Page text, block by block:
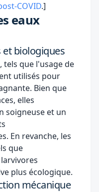
COVID.]
eaux
biologiques
tels que l'usage de
utilisés pour
Bien que
elles
soigneuse et un
En revanche, les
que
plus écologique.
mécanique